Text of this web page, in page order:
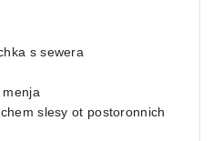
s sewera
slesy ot postoronnich